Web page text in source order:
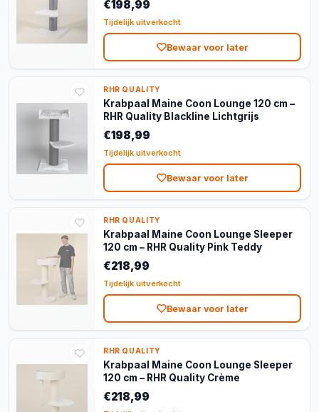
€198,99
Tijdelijk uitverkocht
Bewaar voor later
RHR QUALITY
Krabpaal Maine Coon Lounge 120 cm –
RHR Quality Blackline Lichtgrijs
€198,99
Tijdelijk uitverkocht
Bewaar voor later
RHR QUALITY
Krabpaal Maine Coon Lounge Sleeper
120 cm – RHR Quality Pink Teddy
€218,99
Tijdelijk uitverkocht
Bewaar voor later
RHR QUALITY
Krabpaal Maine Coon Lounge Sleeper
120 cm – RHR Quality Crème
€218,99